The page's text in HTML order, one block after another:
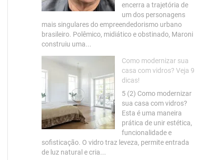
encerra a trajetória de
um dos personagens
mais singulares do empreendedorismo urbano
brasileiro. Polêmico, midiático e obstinado, Maroni
construiu uma...
Como modernizar sua
casa com vidros? Veja 9
dicas!
5 (2) Como modernizar
sua casa com vidros?
Esta é uma maneira
prática de unir estética,
funcionalidade e
sofisticação. O vidro traz leveza, permite entrada
de luz natural e cria...